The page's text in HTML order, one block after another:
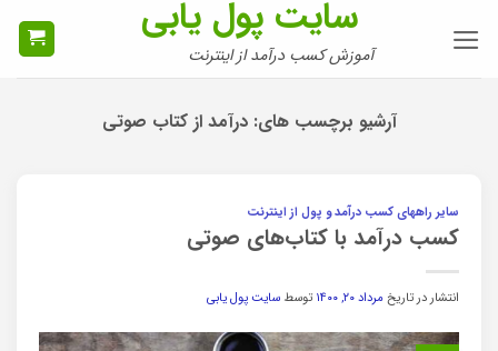
سایت پول یابی
آموزش کسب درآمد از اینترنت
آرشیو برچسب های:درآمد از کتاب صوتی
سایر راههای کسب درآمد و پول از اینترنت
کسب درآمد با کتاب‌های صوتی
انتشار در تاریخ مرداد ۲۰, ۱۴۰۰ توسط سایت پول یابی